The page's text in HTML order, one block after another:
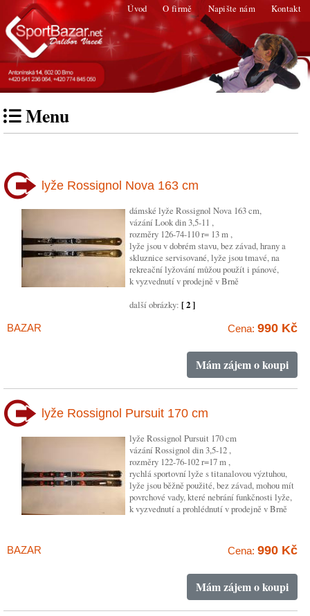
Úvod O firmě Napište nám Kontakt
Menu
lyže Rossignol Nova 163 cm
dámské lyže Rossignol Nova 163 cm,
vázání Look din 3,5-11 ,
rozměry 126-74-110 r= 13 m ,
lyže jsou v dobrém stavu, bez závad, hrany a
skluznice servisované, lyže jsou tmavé, na
rekreační lyžování můžou použít i pánové,
k vyzvednutí v prodejně v Brně
další obrázky: [ 2 ]
BAZAR Cena: 990 Kč
Mám zájem o koupi
lyže Rossignol Pursuit 170 cm
lyže Rossignol Pursuit 170 cm
vázání Rossignol din 3,5-12 ,
rozměry 122-76-102 r=17 m ,
rychlá sportovní lyže s titanalovou výztuhou,
lyže jsou běžně použité, bez závad, mohou mít
povrchové vady, které nebrání funkčnosti lyže,
k vyzvednutí a prohlédnutí v prodejně v Brně
BAZAR Cena: 990 Kč
Mám zájem o koupi